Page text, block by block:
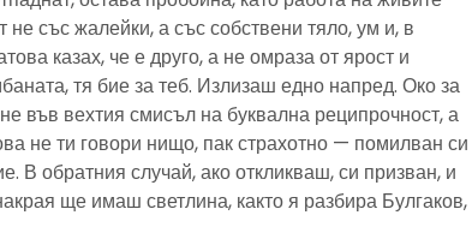
не със жалейки, а със собствени тяло, ум и, в
казах, че е друго, а не омраза от ярост и
тя бие за теб. Излизаш едно напред. Око за
във вехтия смисъл на буквална реципрочност, а
не ти говори нищо, пак страхотно — помилван си
В обратния случай, ако откликваш, си призван, и
ще имаш светлина, както я разбира Булгаков,